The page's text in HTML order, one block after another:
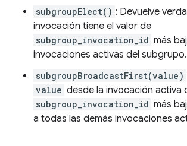
subgroupElect() : Devuelve
invocación tiene el valor de
subgroup_invocation_id más
invocaciones activas del subgrupo.
subgroupBroadcastFirst(value)
value desde la invocación activa
subgroup_invocation_id más
a todas las demás invocaciones